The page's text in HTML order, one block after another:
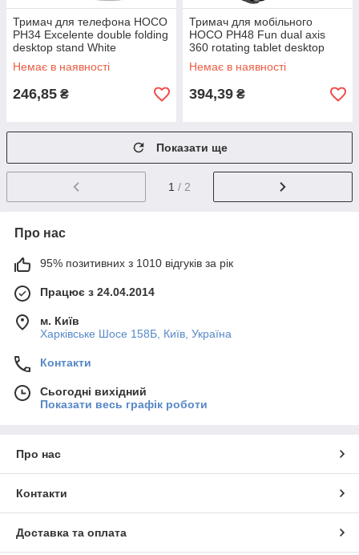
Тримач для телефона HOCO
PH34 Excelente double folding
desktop stand White
Немає в наявності
246,85 ₴
Тримач для мобільного
HOCO PH48 Fun dual axis
360 rotating tablet desktop
holder Black
Немає в наявності
394,39 ₴
Показати ще
1 / 2
Про нас
95% позитивних з 1010 відгуків за рік
Працює з 24.04.2014
м. Київ
Харківське Шосе 158Б, Київ, Україна
Контакти
Сьогодні вихідний
Показати весь графік роботи
Про нас
Контакти
Доставка та оплата